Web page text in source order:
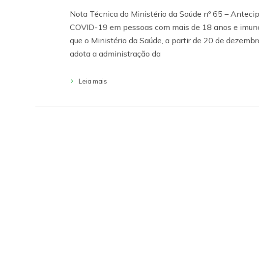
Nota Técnica do Ministério da Saúde nº 65 –
COVID-19 em pessoas com mais de 18 anos e
que o Ministério da Saúde, a partir de 20 de
adota a administração da
Leia mais